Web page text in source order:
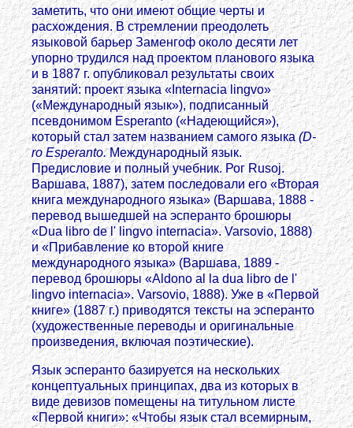
заметить, что они имеют общие черты и
расхождения. В стремлении преодолеть
языковой барьер Заменгоф около десяти лет
упорно трудился над проектом планового языка
и в 1887 г. опубликовал результаты своих
занятий: проект языка «Internacia lingvo»
(«Международный язык»), подписанный
псевдонимом Esperanto («Надеющийся»),
который стал затем названием самого языка (D-
ro Esperanto.Международный язык.
Предисловие и полный учебник. Рог Rusoj.
Варшава, 1887), затем последовали его «Вторая
книга международного языка» (Варшава, 1888 -
перевод вышедшей на эсперанто брошюры
«Dua libro de l' lingvo internacia». Varsovio, 1888)
и «Прибавление ко второй книге
международного языка» (Варшава, 1889 -
перевод брошюры «Aldono al la dua libro de l'
lingvo internacia». Varsovio, 1888). Уже в «Первой
книге» (1887 г.) приводятся тексты на эсперанто
(художественные переводы и оригинальные
произведения, включая поэтические).
Язык эсперанто базируется на нескольких
концептуальных принципах, два из которых в
виде девизов помещены на титульном листе
«Первой книги»: «Чтобы язык стал всемирным,